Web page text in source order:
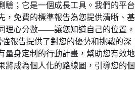
驗；它是一個成長工具。我們的平台
，免費的標準報告為您提供清晰、基
心分數——讓您知道自己的位置。
報告提供了對您的優勢和挑戰的深
量身定制的行動計畫，幫助您有效地
將成為個人化的路線圖，引導您的個